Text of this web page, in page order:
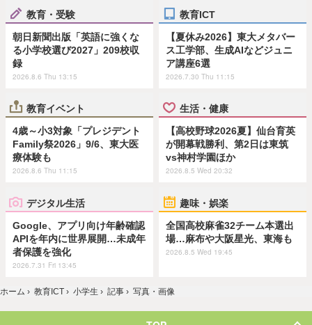
教育・受験
朝日新聞出版「英語に強くな
る小学校選び2027」209校収
録
2026.8.6 Thu 13:15
教育ICT
【夏休み2026】東大メタバー
ス工学部、生成AIなどジュニ
ア講座6選
2026.7.30 Thu 11:15
教育イベント
4歳～小3対象「プレジデント
Family祭2026」9/6、東大医
療体験も
2026.8.6 Thu 11:15
生活・健康
【高校野球2026夏】仙台育英
が開幕戦勝利、第2日は東筑
vs神村学園ほか
2026.8.5 Wed 20:32
デジタル生活
Google、アプリ向け年齢確認
APIを年内に世界展開…未成年
者保護を強化
2026.7.31 Fri 13:45
趣味・娯楽
全国高校麻雀32チーム本選出
場…麻布や大阪星光、東海も
2026.8.5 Wed 19:45
ホーム › 教育ICT › 小学生 › 記事 › 写真・画像